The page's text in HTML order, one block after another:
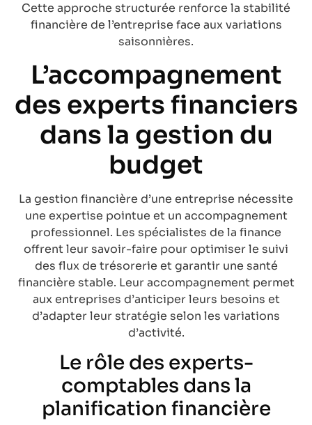
Cette approche structurée renforce la stabilité
financière de l’entreprise face aux variations
saisonnières.
L’accompagnement
des experts financiers
dans la gestion du
budget
La gestion financière d’une entreprise nécessite
une expertise pointue et un accompagnement
professionnel. Les spécialistes de la finance
offrent leur savoir-faire pour optimiser le suivi
des flux de trésorerie et garantir une santé
financière stable. Leur accompagnement permet
aux entreprises d’anticiper leurs besoins et
d’adapter leur stratégie selon les variations
d’activité.
Le rôle des experts-
comptables dans la
planification financière